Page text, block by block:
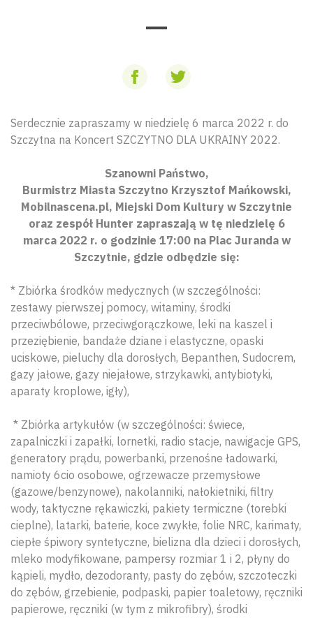
Serdecznie zapraszamy w niedzielę 6 marca 2022 r. do
Szczytna na Koncert SZCZYTNO DLA UKRAINY 2022.
Szanowni Państwo,
Burmistrz Miasta Szczytno Krzysztof Mańkowski,
Mobilnascena.pl, Miejski Dom Kultury w Szczytnie
oraz zespół Hunter zapraszają w tę niedzielę 6
marca 2022 r. o godzinie 17:00 na Plac Juranda w
Szczytnie, gdzie odbędzie się:
* Zbiórka środków medycznych (w szczególności:
zestawy pierwszej pomocy, witaminy, środki
przeciwbólowe, przeciwgorączkowe, leki na kaszel i
przeziębienie, bandaże dziane i elastyczne, opaski
uciskowe, pieluchy dla dorosłych, Bepanthen, Sudocrem,
gazy jałowe, gazy niejałowe, strzykawki, antybiotyki,
aparaty kroplowe, igły),
* Zbiórka artykułów (w szczególności: świece,
zapalniczki i zapałki, lornetki, radio stacje, nawigacje GPS,
generatory prądu, powerbanki, przenośne ładowarki,
namioty 6cio osobowe, ogrzewacze przemysłowe
(gazowe/benzynowe), nakolanniki, nałokietniki, filtry
wody, taktyczne rękawiczki, pakiety termiczne (torebki
cieplne), latarki, baterie, koce zwykłe, folie NRC, karimaty,
ciepłe śpiwory syntetyczne, bielizna dla dzieci i dorosłych,
mleko modyfikowane, pampersy rozmiar 1 i 2, płyny do
kąpieli, mydło, dezodoranty, pasty do zębów, szczoteczki
do zębów, grzebienie, podpaski, papier toaletowy, ręczniki
papierowe, ręczniki (w tym z mikrofibry), środki